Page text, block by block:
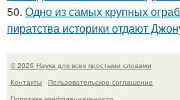
50. Одно из самых крупных
пиратства историки отдают
© 2026 Наука для всех простыми словами
Контакты
Пользовательское соглашение